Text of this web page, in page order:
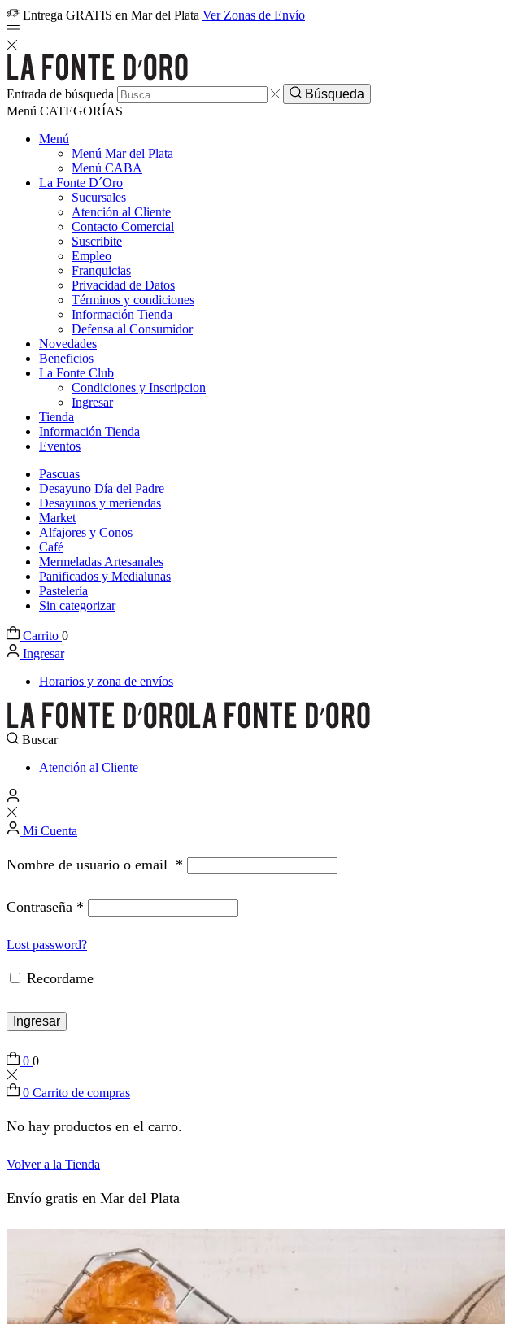
Entrega GRATIS en Mar del Plata Ver Zonas de Envío
Entrada de búsqueda
Búsqueda
Menú CATEGORÍAS
Menú
Menú Mar del Plata
Menú CABA
La Fonte D´Oro
Sucursales
Atención al Cliente
Contacto Comercial
Suscribite
Empleo
Franquicias
Privacidad de Datos
Términos y condiciones
Información Tienda
Defensa al Consumidor
Novedades
Beneficios
La Fonte Club
Condiciones y Inscripcion
Ingresar
Tienda
Información Tienda
Eventos
Pascuas
Desayuno Día del Padre
Desayunos y meriendas
Market
Alfajores y Conos
Café
Mermeladas Artesanales
Panificados y Medialunas
Pastelería
Sin categorizar
Carrito 0
Ingresar
Horarios y zona de envíos
Buscar
Atención al Cliente
Mi Cuenta
Nombre de usuario o email *
Contraseña *
Lost password?
Recordame
Ingresar
0 0
0 Carrito de compras
No hay productos en el carro.
Volver a la Tienda
Envío gratis en Mar del Plata